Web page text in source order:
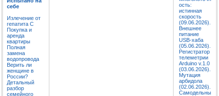
себе
Излечение от
гепатита C
Покупка и
аренда
квартиры
Полная
замена
водопровода
Верить ли
женщине в
России?
Детальный
разбор
семейного
ость:
истинная
скорость
(09.06.2026).
Внешнее
питание
USB-хаба
(05.06.2026).
Регистратор
телеметрии
Arduino v.1.0
(03.06.2026).
Мутация
арбидола
(02.06.2026).
Самодельны